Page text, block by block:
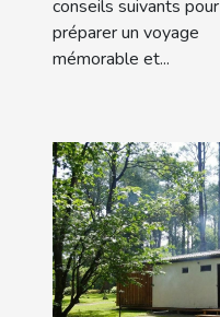
conseils suivants pour
préparer un voyage
mémorable et...